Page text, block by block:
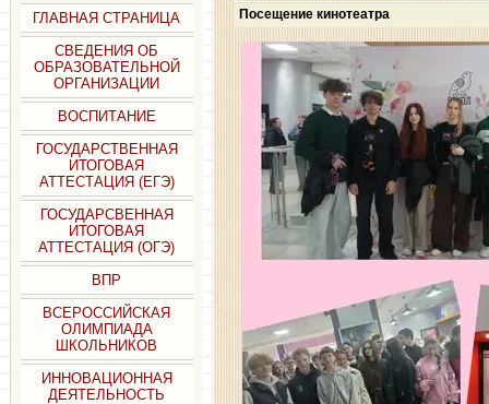
ГЛАВНАЯ СТРАНИЦА
СВЕДЕНИЯ ОБ
ОБРАЗОВАТЕЛЬНОЙ
ОРГАНИЗАЦИИ
ВОСПИТАНИЕ
ГОСУДАРСТВЕННАЯ
ИТОГОВАЯ
АТТЕСТАЦИЯ (ЕГЭ)
ГОСУДАРСВЕННАЯ
ИТОГОВАЯ
АТТЕСТАЦИЯ (ОГЭ)
ВПР
ВСЕРОССИЙСКАЯ
ОЛИМПИАДА
ШКОЛЬНИКОВ
ИННОВАЦИОННАЯ
ДЕЯТЕЛЬНОСТЬ
Посещение кинотеатра